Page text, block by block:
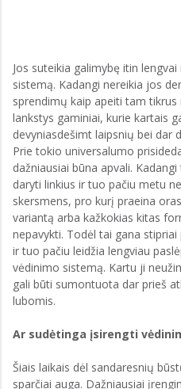
Jos suteikia galimybę itin
sistemą. Kadangi nereikia jos
sprendimų kaip apeiti tam
lankstys gaminiai, kurie kartais
devyniasdešimt laipsnių bei dar
Prie tokio universalumo
dažniausiai būna apvali.
daryti linkius ir tuo pačiu metu
skersmens, pro kurį praeina
variantą arba kažkokias kitas
nepavykti. Todėl tai gana
ir tuo pačiu leidžia lengviau
vėdinimo sistemą. Kartu ji
gali būti sumontuota dar prieš
lubomis.
Ar sudėtinga įsirengti
Šiais laikais dėl sandaresnių
sparčiai auga. Dažniausiai